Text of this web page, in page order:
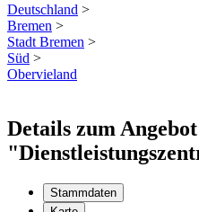
Deutschland >
Bremen >
Stadt Bremen >
Süd >
Obervieland
Details zum Angebot
Stammdaten